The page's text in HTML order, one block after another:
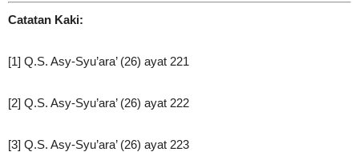
Catatan Kaki:
[1] Q.S. Asy-Syu’ara’ (26) ayat 221
[2] Q.S. Asy-Syu’ara’ (26) ayat 222
[3] Q.S. Asy-Syu’ara’ (26) ayat 223